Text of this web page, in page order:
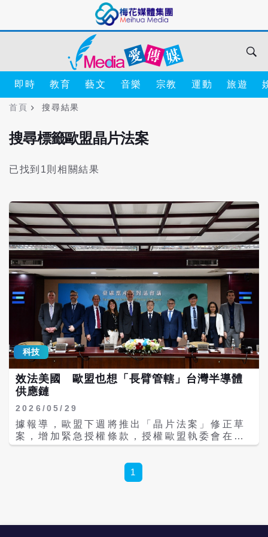
即時 教育 藝文 音樂 宗教 運動 旅遊
首頁 搜尋結果
搜尋標籤歐盟晶片法案
已找到1則相關結果
科技
效法美國 歐盟也想「長臂管轄」台灣半導體
供應鏈
2026/05/29
據報導，歐盟下週將推出「晶片法案」修正草
案，增加緊急授權條款，授權歐盟執委會在晶
片短缺時干預供應鏈，以因應美中衝突時，歐
措施讓人想起2021年拜登政府引用《國防生產
法》（Defense Production Act）逼迫台積
1